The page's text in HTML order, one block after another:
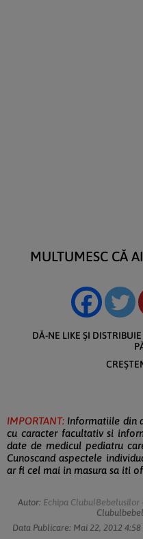
MULTUMESC CĂ
DĂ-NE LIKE ȘI
IMPORTANT: Informatiile din
cu caracter facultativ si
date de medicul pediatru
Cunoscand aspectele
ar fi cel mai in masura sa iti
Autor: Echipa ClubulBebelusilor
Data Publicare: Mai 22, 2012 4:58